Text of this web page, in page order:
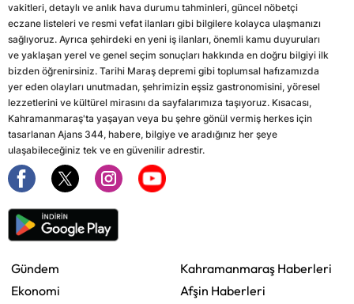
vakitleri, detaylı ve anlık hava durumu tahminleri, güncel nöbetçi
eczane listeleri ve resmi vefat ilanları gibi bilgilere kolayca ulaşmanızı
sağlıyoruz. Ayrıca şehirdeki en yeni iş ilanları, önemli kamu duyuruları
ve yaklaşan yerel ve genel seçim sonuçları hakkında en doğru bilgiyi ilk
bizden öğrenirsiniz. Tarihi Maraş depremi gibi toplumsal hafızamızda
yer eden olayları unutmadan, şehrimizin eşsiz gastronomisini, yöresel
lezzetlerini ve kültürel mirasını da sayfalarımıza taşıyoruz. Kısacası,
Kahramanmaraş'ta yaşayan veya bu şehre gönül vermiş herkes için
tasarlanan Ajans 344, habere, bilgiye ve aradığınız her şeye
ulaşabileceğiniz tek ve en güvenilir adrestir.
Gündem
Ekonomi
Kahramanmaraş Haberleri
Afşin Haberleri